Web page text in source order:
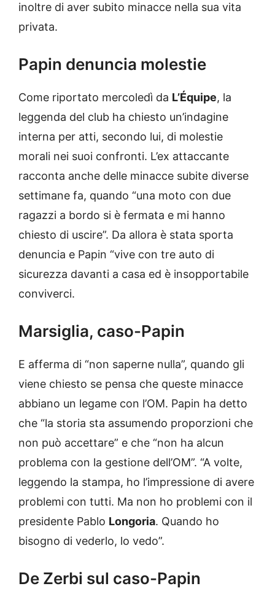
inoltre di aver subito minacce nella sua vita
privata.
Papin denuncia molestie
Come riportato mercoledì da L’Équipe, la
leggenda del club ha chiesto un’indagine
interna per atti, secondo lui, di molestie
morali nei suoi confronti. L’ex attaccante
racconta anche delle minacce subite diverse
settimane fa, quando “una moto con due
ragazzi a bordo si è fermata e mi hanno
chiesto di uscire”. Da allora è stata sporta
denuncia e Papin “vive con tre auto di
sicurezza davanti a casa ed è insopportabile
conviverci.
Marsiglia, caso-Papin
E afferma di “non saperne nulla”, quando gli
viene chiesto se pensa che queste minacce
abbiano un legame con l’OM. Papin ha detto
che “la storia sta assumendo proporzioni che
non può accettare” e che “non ha alcun
problema con la gestione dell’OM”. “A volte,
leggendo la stampa, ho l’impressione di avere
problemi con tutti. Ma non ho problemi con il
presidente Pablo Longoria. Quando ho
bisogno di vederlo, lo vedo”.
De Zerbi sul caso-Papin